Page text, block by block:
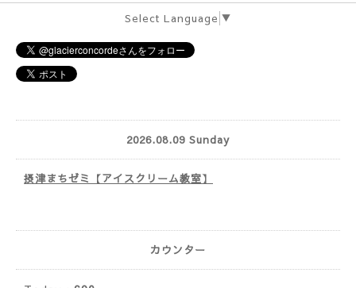
Select Language ▼
2026.08.09 Sunday
摂津まちゼミ【アイスクリーム教室】
カウンター